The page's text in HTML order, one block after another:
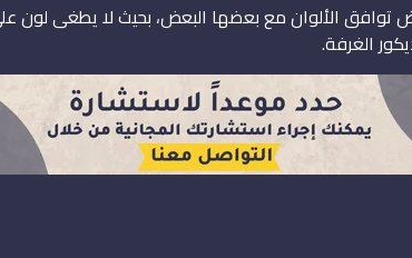
الألوان مع بعضها البعض، بحيث لا يطغى لون
الغرفة.